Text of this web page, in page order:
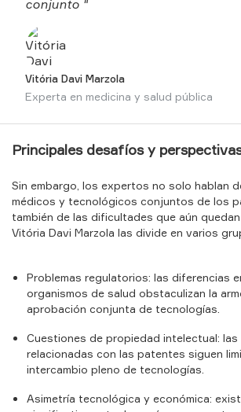
conjunto "
Vitória Davi Marzola
Experta en medicina y salud pública
Principales desafíos y
Sin embargo, los expertos no solo hablan
médicos y tecnológicos conjuntos de los
también de las dificultades que aún
Vitória Davi Marzola las divide en varios
Problemas regulatorios: las diferencias
organismos de salud obstaculizan la
aprobación conjunta de tecnologías.
Cuestiones de propiedad intelectual: las
relacionadas con las patentes siguen
intercambio pleno de tecnologías.
Asimetría tecnológica y económica: